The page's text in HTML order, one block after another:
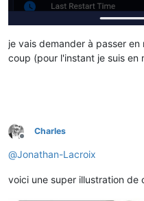
je vais demander à passer
coup (pour l'instant je suis en
Offline
Charles
@Jonathan-Lacroix
voici une super illustration de